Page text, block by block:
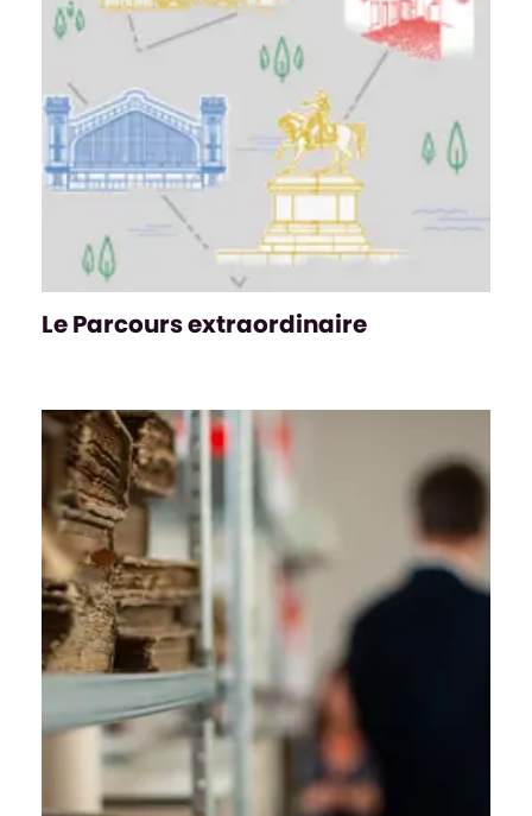
Le Parcours extraordinaire